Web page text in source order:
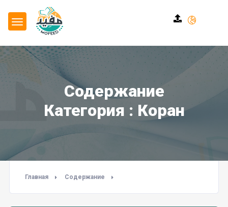
Содержание
Категория : Коран
Главная Содержание